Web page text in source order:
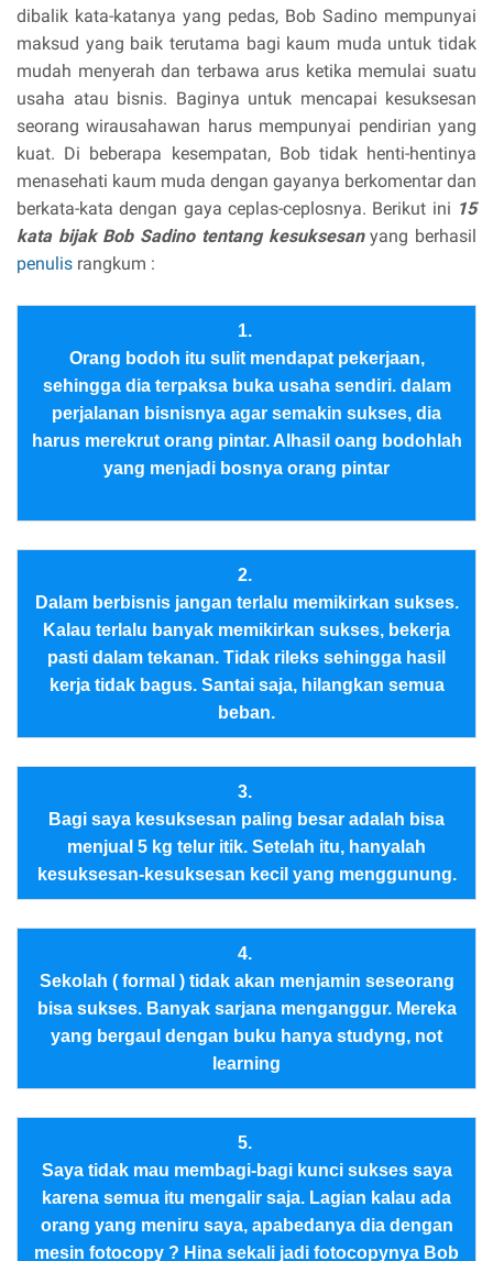
dibalik kata-katanya yang pedas, Bob Sadino mempunyai
maksud yang baik terutama bagi kaum muda untuk tidak
mudah menyerah dan terbawa arus ketika memulai suatu
usaha atau bisnis. Baginya untuk mencapai kesuksesan
seorang wirausahawan harus mempunyai pendirian yang
kuat. Di beberapa kesempatan, Bob tidak henti-hentinya
menasehati kaum muda dengan gayanya berkomentar dan
berkata-kata dengan gaya ceplas-ceplosnya. Berikut ini 15
kata bijak Bob Sadino tentang kesuksesanyang berhasil
penulis rangkum :
1.
Orang bodoh itu sulit mendapat pekerjaan,
sehingga dia terpaksa buka usaha sendiri. dalam
perjalanan bisnisnya agar semakin sukses, dia
harus merekrut orang pintar. Alhasil oang bodohlah
yang menjadi bosnya orang pintar
2.
Dalam berbisnis jangan terlalu memikirkan sukses.
Kalau terlalu banyak memikirkan sukses, bekerja
pasti dalam tekanan. Tidak rileks sehingga hasil
kerja tidak bagus. Santai saja, hilangkan semua
beban.
3.
Bagi saya kesuksesan paling besar adalah bisa
menjual 5 kg telur itik. Setelah itu, hanyalah
kesuksesan-kesuksesan kecil yang menggunung.
4.
Sekolah ( formal ) tidak akan menjamin seseorang
bisa sukses. Banyak sarjana menganggur. Mereka
yang bergaul dengan buku hanya studyng, not
learning
5.
Saya tidak mau membagi-bagi kunci sukses saya
karena semua itu mengalir saja. Lagian kalau ada
orang yang meniru saya, apabedanya dia dengan
mesin fotocopy ? Hina sekali jadi fotocopynya Bob